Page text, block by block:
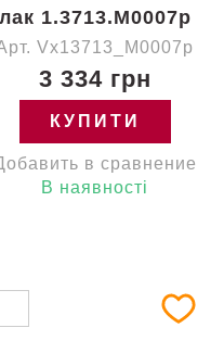
лак 1.3713.M0007p
Vx13713_M0007p
3 334 грн
КУПИТИ
в сравнение
В наявності